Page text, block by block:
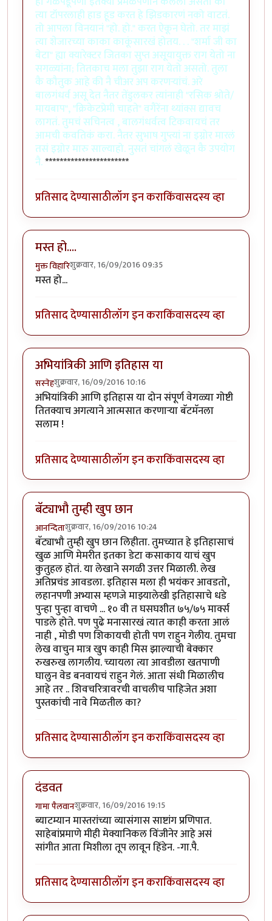
त्या टॉपरलाही हाड हूड करत हे झिडकारणं नको वाटतं.
तो आपला विनयानं "हो. हो." करत ऐकून घेतो. तर माझं
त्या शेजारच्या काका काकूंसारखं होतय. . . "शर्मा जी का
बेटा" ह्या क्यारेक्टर जितका सुप्त असूयायुक्त राग येतो ना
सगळ्यांना; तितकाच मला तुझा राग येतो असतो. तुला
कै कौतुक आहे की नै चीअर अप करणर्‍यांचं. अरे
बालगंधर्व असू देत नैतर तेंडुलकर त्यांनाही "रसिक श्रोते/
मायबाप", "क्रिकेटप्रेमी चाहते" वगैरेंना थ्यांक्स द्यावच
लागतं. तुमचं सचिनत्व , बालगंधर्वत्व टिकवायचं तर
आमची कवतिकं करा. नैतर सुभाष गुप्त्यां ना इग्नोर मारलं
तसं इग्नोर मारु साल्याहो. नुसतं चांगलं खेळून कै उपयोग
नै.***********************
प्रतिसाद देण्यासाठीलॉग इन कराकिंवासदस्य व्हा
मस्त हो....
मुक्त विहारिशुक्रवार, 16/09/2016 09:35
मस्त हो...
प्रतिसाद देण्यासाठीलॉग इन कराकिंवासदस्य व्हा
अभियांत्रिकी आणि इतिहास या
सस्नेहशुक्रवार, 16/09/2016 10:16
अभियांत्रिकी आणि इतिहास या दोन संपूर्ण वेगळ्या गोष्टी
तितक्याच अगत्याने आत्मसात करणाऱ्या बॅटमॅनला
सलाम !
प्रतिसाद देण्यासाठीलॉग इन कराकिंवासदस्य व्हा
बॅट्याभौ तुम्ही खुप छान
आनन्दिताशुक्रवार, 16/09/2016 10:24
बॅट्याभौ तुम्ही खुप छान लिहीता. तुमच्यात हे इतिहासाचं
खुळ आणि मेमरीत इतका डेटा कसाकाय याचं खुप
कुतुहल होतं. या लेखाने सगळी उत्तर मिळाली. लेख
अतिप्रचंड आवडला. इतिहास मला ही भयंकर आवडतो,
लहानपणी अभ्यास म्हणजे माझ्यालेखी इतिहासाचे धडे
पुन्हा पुन्हा वाचणे ... १० वी त घसघशीत ७५/७५ मार्क्स
पाडले होते. पण पुढे मनासारखं त्यात काही करता आलं
नाही , मोडी पण शिकायची होती पण राहुन गेलीय. तुमचा
लेख वाचुन मात्र खुप काही मिस झाल्याची बेक्कार
रुखरुख लागलीय. च्यायला त्या आवडीला खतपाणी
घालुन वेड बनवायचं राहुन गेलं. आता संधी मिळालीच
आहे तर .. शिवचरित्रावरची वाचलीच पाहिजेत अशा
पुस्तकांची नावे मिळतील का?
प्रतिसाद देण्यासाठीलॉग इन कराकिंवासदस्य व्हा
दंडवत
गामा पैलवानशुक्रवार, 16/09/2016 19:15
ब्याटम्यान मास्तरांच्या व्यासंगास साष्टांग प्रणिपात.
साहेबांप्रमाणे मीही मेक्यानिकल विंजीनेर आहे असं
सांगीत आता मिशीला तूप लावून हिंडेन. -गा.पै.
प्रतिसाद देण्यासाठीलॉग इन कराकिंवासदस्य व्हा